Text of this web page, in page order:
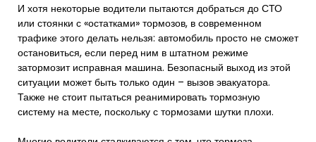
И хотя некоторые водители пытаются добраться до СТО
или стоянки с «остатками» тормозов, в современном
трафике этого делать нельзя: автомобиль просто не сможет
остановиться, если перед ним в штатном режиме
затормозит исправная машина. Безопасный выход из этой
ситуации может быть только один – вызов эвакуатора.
Также не стоит пытаться реанимировать тормозную
систему на месте, поскольку с тормозами шутки плохи.